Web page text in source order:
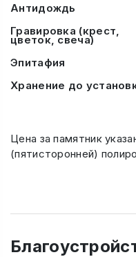
Антидождь
Гравировка (крест,
цветок, свеча)
Эпитафия
Хранение до
Цена за памятник
(пятисторонней)